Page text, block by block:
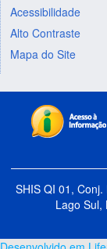
Acessibilidade
Alto Contraste
Mapa do Site
SHIS QI 01,
Lago Sul,